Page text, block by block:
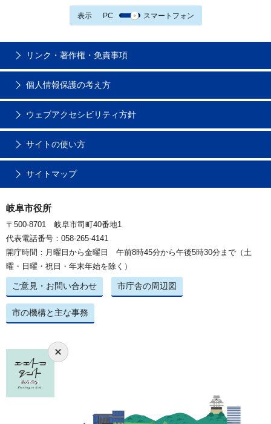
表示 PC スマートフォン
リンク・著作権・免責事項
個人情報保護の考え方
ウェブアクセシビリティ方針
サイトの使い方
サイトマップ
岐阜市役所
〒500-8701 岐阜市司町40番地1
代表電話番号：058-265-4141
開庁時間：月曜日から金曜日 午前8時45分から午後5時30分まで（土
曜・日曜・祝日・年末年始を除く）
ご意見・お問い合わせ 市庁舎の周辺図
市の機構と主な事務